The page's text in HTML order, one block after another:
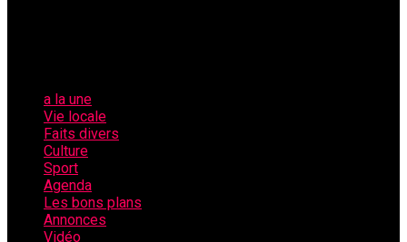
a la une
Vie locale
Faits divers
Culture
Sport
Agenda
Les bons plans
Annonces
Vidéo